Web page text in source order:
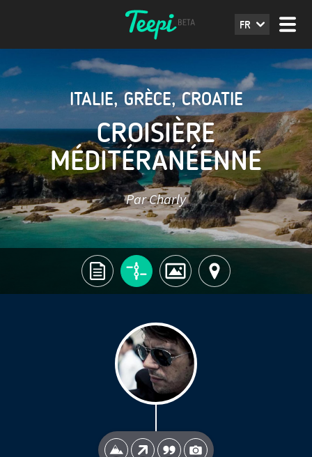
FR
ITALIE,GRÈCE,CROATIE
CROISIÈRE
MÉDITÉRANÉENNE
Par Charly